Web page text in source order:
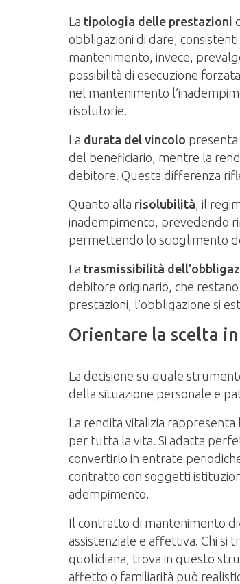
La tipologia delle prestazioni
obbligazioni di dare,
mantenimento, invece,
possibilità di esecuzione
nel mantenimento
risolutorie.
La durata del vincolo presenta
del beneficiario, mentre la
debitore. Questa differenza
Quanto alla risolubilità , il
inadempimento, prevedendo
permettendo lo scioglimento
La trasmissibilità
debitore originario, che
prestazioni, l’obbligazione si
Orientare la scelta
La decisione su quale
della situazione personale e
La rendita vitalizia
per tutta la vita. Si adatta
convertirlo in entrate
contratto con soggetti
adempimento.
Il contratto di mantenimento
assistenziale e affettiva. Chi si
quotidiana, trova in questo
affetto o familiarità può